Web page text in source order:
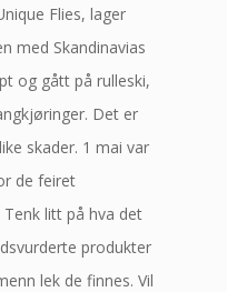
Flies, lager
med Skandinavias
og gått på rulleski,
Det er
skader. 1 mai var
de feiret
litt på hva det
produkter
lek de finnes. Vil